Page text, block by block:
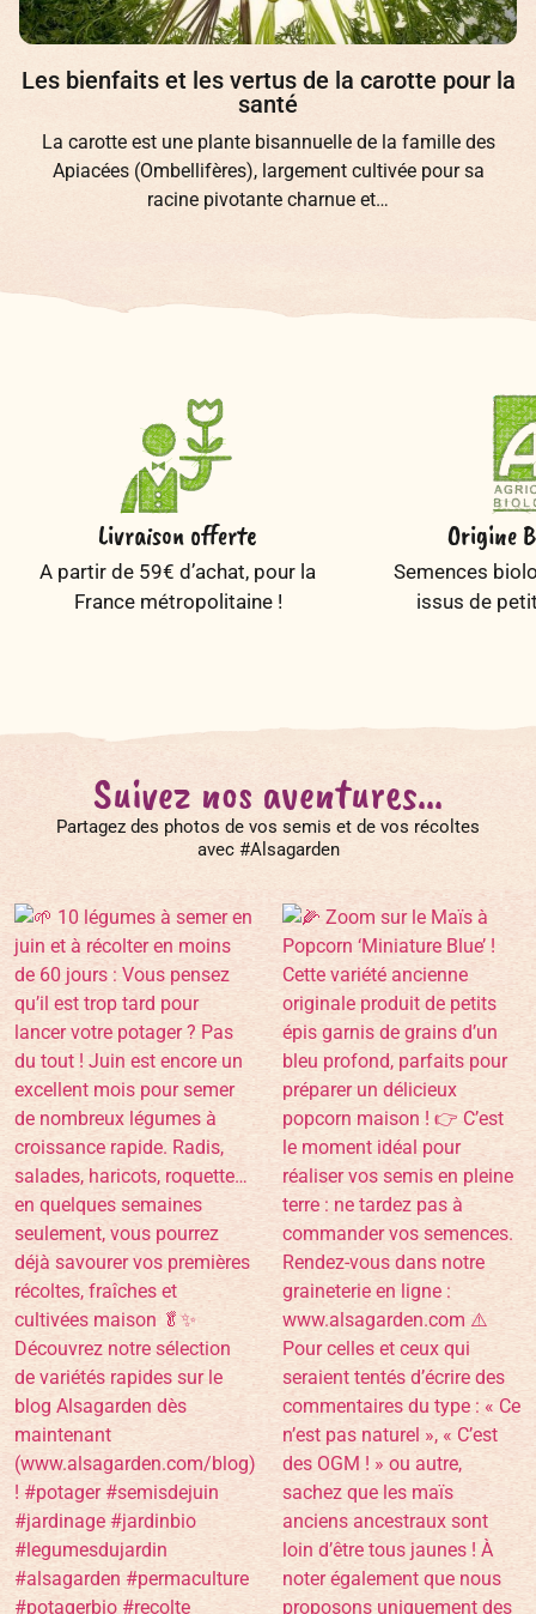
Les bienfaits et les vertus de la carotte pour la
santé
La carotte est une plante bisannuelle de la famille des
Apiacées (Ombellifères), largement cultivée pour sa
racine pivotante charnue et…
Livraison offerte
A partir de 59€ d’achat, pour la
France métropolitaine !
Origine
Semences
issus de
Suivez nos aventures...
Partagez des photos de vos semis et de vos récoltes
avec #Alsagarden